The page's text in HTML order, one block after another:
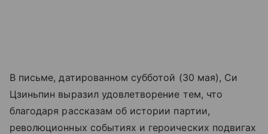
В письме, датированном субботой (30 мая), Си
Цзиньпин выразил удовлетворение тем, что
благодаря рассказам об истории партии,
революционных событиях и героических подвигах